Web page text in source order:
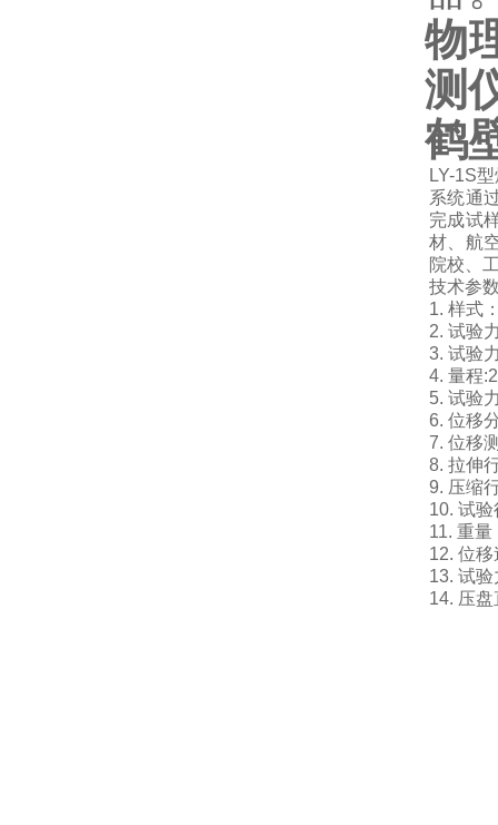
物
测
鹤
LY-1S
系统通
完成试
材、航
院校、
技术参
1. 样式
2. 试验
3. 试验
4. 量程
5. 试验
6. 位移
7. 位移
8. 拉伸
9. 压缩
10. 试
11. 重
12. 位
13. 试
14. 压